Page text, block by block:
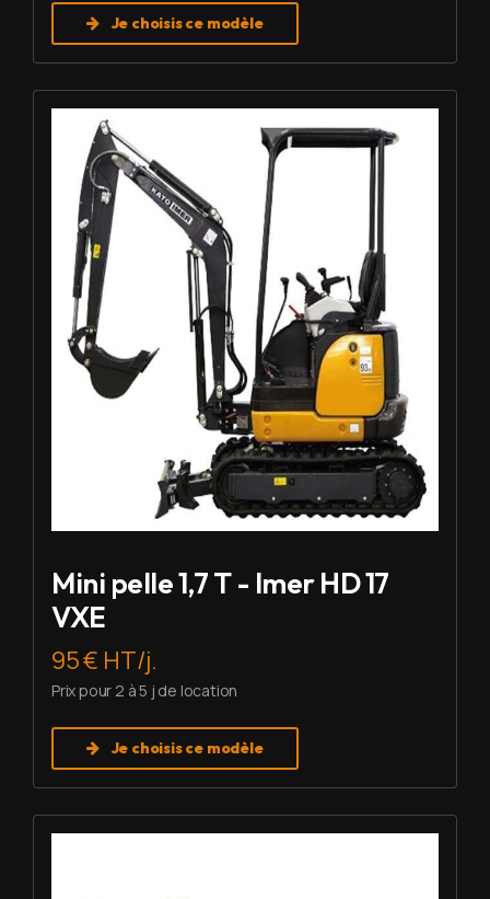
Je choisis ce modèle
Mini pelle 1,7 T - Imer HD 17
VXE
95 € HT/j.
Prix pour 2 à 5 j de location
Je choisis ce modèle
Louer Mini pelle 1,7 T - Imer HD 17 VXE
Louer Mini pelle 2,7 T - Imer HD 27 V5